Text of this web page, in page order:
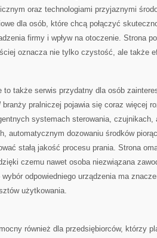
oraz technologiami przyjaznymi
dla osób, które chcą połączyć
firmy i wpływ na otoczenie. Strona
oznacza nie tylko czystość, ale także
to także serwis przydatny dla osób
pralniczej pojawia się coraz więcej
systemach sterowania, czujnikach,
automatycznym dozowaniu środków
stałą jakość procesu prania. Strona
czemu nawet osoba niezwiązana
odpowiedniego urządzenia ma
użytkowania.
również dla przedsiębiorców, którzy